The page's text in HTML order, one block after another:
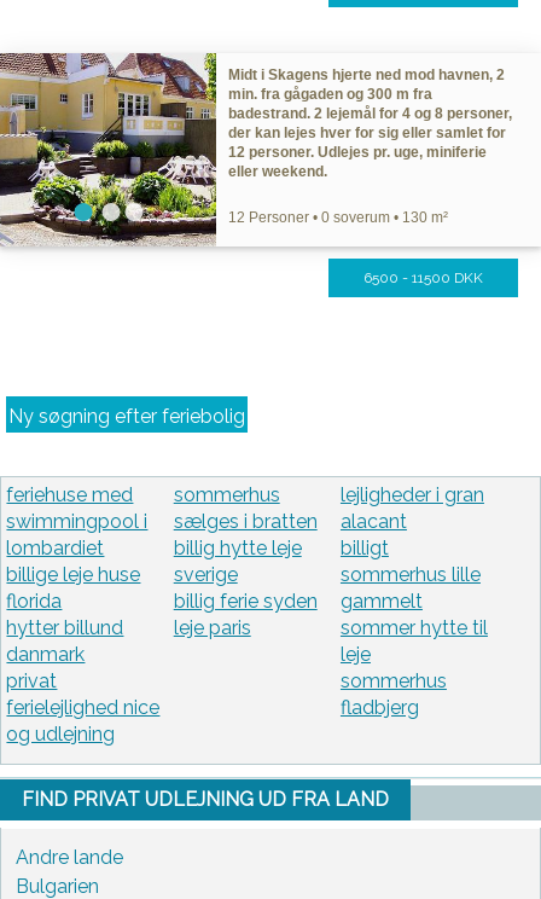
Midt i Skagens hjerte ned mod havnen, 2
min. fra gågaden og 300 m fra
badestrand. 2 lejemål for 4 og 8 personer,
der kan lejes hver for sig eller samlet for
12 personer. Udlejes pr. uge, miniferie
eller weekend.
12 Personer • 0 soverum • 130 m²
6500 - 11500 DKK
Ny søgning efter feriebolig
feriehuse med
swimmingpool i
lombardiet
billige leje huse
florida
hytter billund
danmark
privat
ferielejlighed nice
og udlejning
sommerhus
sælges i bratten
billig hytte leje
sverige
billig ferie syden
leje paris
lejligheder i gran
alacant
billigt
sommerhus lille
gammelt
sommer hytte til
leje
sommerhus
fladbjerg
FIND PRIVAT UDLEJNING UD FRA LAND
Andre lande
Bulgarien